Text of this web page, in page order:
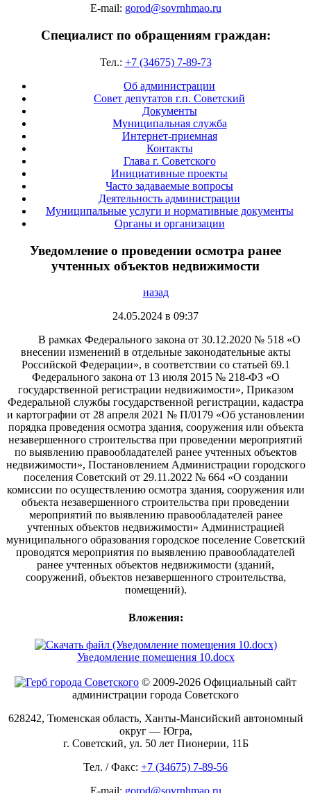
E-mail: gorod@sovrnhmao.ru
Специалист по обращениям граждан:
Тел.: +7 (34675) 7-89-73
Об администрации
Совет депутатов г.п. Советский
Документы
Муниципальная служба
Интернет-приемная
Контакты
Глава г. Советского
Инициативные проекты
Часто задаваемые вопросы
Деятельность администрации
Муниципальные услуги и нормативные документы
Органы и организации
Уведомление о проведении осмотра ранее
учтенных объектов недвижимости
назад
24.05.2024 в 09:37
В рамках Федерального закона от 30.12.2020 № 518 «О
внесении изменений в отдельные законодательные акты
Российской Федерации», в соответствии со статьей 69.1
Федерального закона от 13 июля 2015 № 218-ФЗ «О
государственной регистрации недвижимости», Приказом
Федеральной службы государственной регистрации, кадастра
и картографии от 28 апреля 2021 № П/0179 «Об установлении
порядка проведения осмотра здания, сооружения или объекта
незавершенного строительства при проведении мероприятий
по выявлению правообладателей ранее учтенных объектов
недвижимости», Постановлением Администрации городского
поселения Советский от 29.11.2022 № 664 «О создании
комиссии по осуществлению осмотра здания, сооружения или
объекта незавершенного строительства при проведении
мероприятий по выявлению правообладателей ранее
учтенных объектов недвижимости» Администрацией
муниципального образования городское поселение Советский
проводятся мероприятия по выявлению правообладателей
ранее учтенных объектов недвижимости (зданий,
сооружений, объектов незавершенного строительства,
помещений).
Вложения:
Уведомление помещения 10.docx
© 2009-2026 Официальный сайт
администрации города Советского
628242, Тюменская область, Ханты-Мансийский автономный
округ — Югра,
г. Советский, ул. 50 лет Пионерии, 11Б
Тел. / Факс: +7 (34675) 7-89-56
E-mail: gorod@sovrnhmao.ru